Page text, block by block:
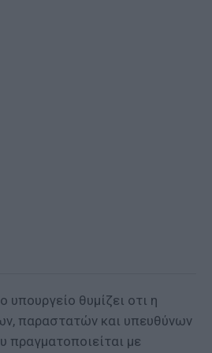
υπουργείο θυμίζει οτι η
παραστατών και υπευθύνων
πραγματοποιείται με